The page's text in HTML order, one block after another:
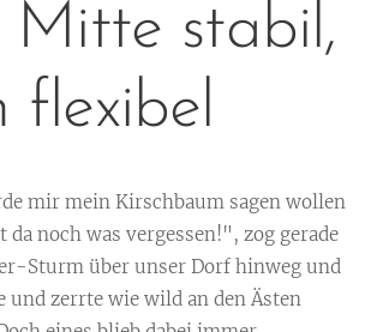
Mitte stabil,
flexibel
mir mein Kirschbaum sagen wollen
da noch was vergessen!", zog gerade
Sturm über unser Dorf hinweg und
und zerrte wie wild an den Ästen